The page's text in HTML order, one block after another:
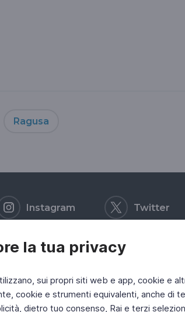
la tua privacy
sui propri siti web e app, cookie e
cookie e strumenti equivalenti, anche di
dietro tuo consenso, Rai e terzi
Ragusa
Instagram Twitter